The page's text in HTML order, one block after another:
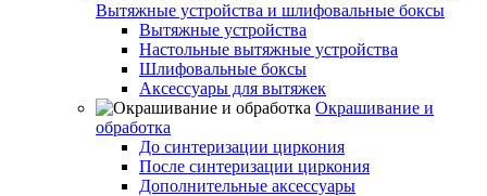
Вытяжные устройства и шлифовальные боксы
Вытяжные устройства
Настольные вытяжные устройства
Шлифовальные боксы
Аксессуары для вытяжек
Окрашивание и
обработка
До синтеризации циркония
После синтеризации циркония
Дополнительные аксессуары